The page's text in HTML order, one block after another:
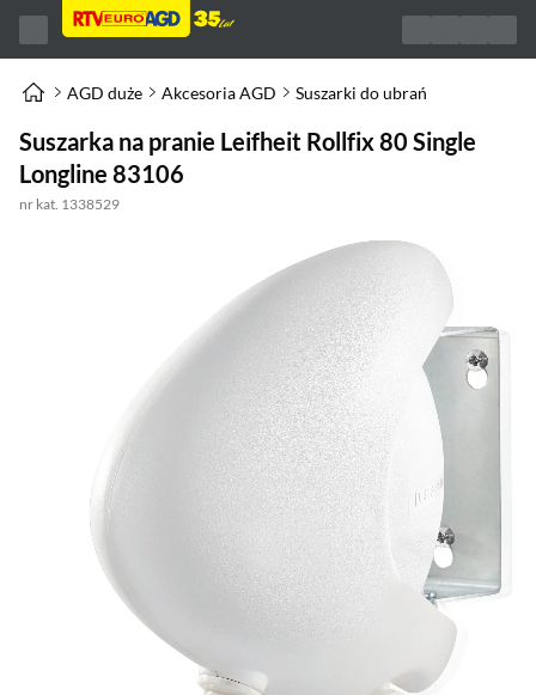
AGD duże Akcesoria AGD Suszarki do ubrań
Suszarka na pranie Leifheit Rollfix 80 Single
Longline 83106
nr kat. 1338529